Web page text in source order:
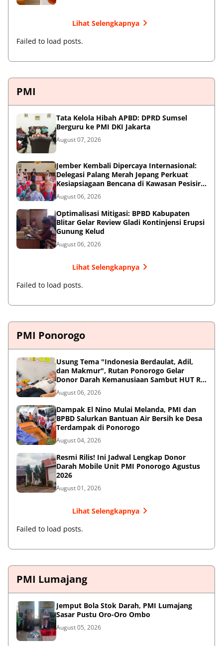
Lihat Selengkapnya
Failed to load posts.
PMI
Tata Kelola Hibah APBD: DPRD Sumsel
Berguru ke PMI DKI Jakarta
August 07, 2026
Jember Kembali Dipercaya Internasional:
Delegasi Palang Merah Jepang Perkuat
Kesiapsiagaan Bencana di Kawasan Pesisir
dan Sekolah
August 06, 2026
Optimalisasi Mitigasi: BPBD Kabupaten
Blitar Gelar Review Gladi Kontinjensi Erupsi
Gunung Kelud
August 06, 2026
Lihat Selengkapnya
Failed to load posts.
PMI Ponorogo
Usung Tema "Indonesia Berdaulat, Adil,
dan Makmur", Rutan Ponorogo Gelar
Donor Darah Kemanusiaan Sambut HUT RI
ke-81
August 06, 2026
Dampak El Nino Mulai Melanda, PMI dan
BPBD Salurkan Bantuan Air Bersih ke Desa
Terdampak di Ponorogo
August 04, 2026
Resmi Rilis! Ini Jadwal Lengkap Donor
Darah Mobile Unit PMI Ponorogo Agustus
2026
August 01, 2026
Lihat Selengkapnya
Failed to load posts.
PMI Lumajang
Jemput Bola Stok Darah, PMI Lumajang
Sasar Pustu Oro-Oro Ombo
August 05, 2026